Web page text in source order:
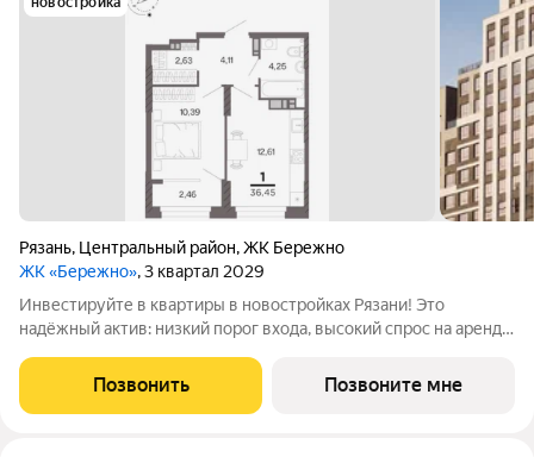
Рязань, Центральный район,ЖК Бережно
ЖК «Бережно», 3 квартал 2029
Инвестируйте в квартиры в новостройках Рязани! Это
надёжный актив: низкий порог входа, высокий спрос на аренду
Жилой квартал «Бережно» это проект класса Бизнес,
созданный с уважением к городу и
Позвонить Позвоните мне